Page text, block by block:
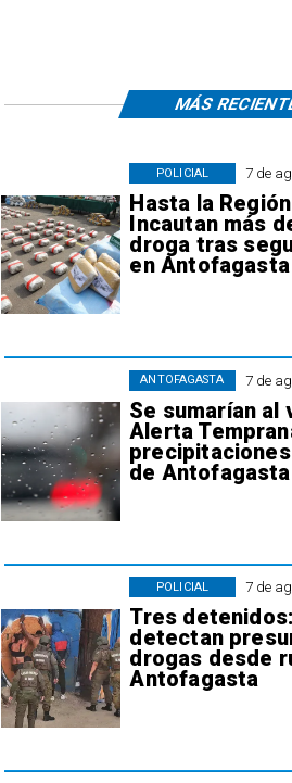
7 de
Hasta la
Incautan más
droga tras
en Antofagasta
POLICIAL
7 de
Se sumarían al
Alerta
de Antofagasta
ANTOFAGASTA
7 de
Tres
detectan
drogas desde
Antofagasta
POLICIAL
MÁS